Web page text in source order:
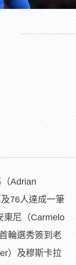
Adrian
76人達成一筆
東尼（Carmelo
輪選秀簽到老
）及穆斯卡拉